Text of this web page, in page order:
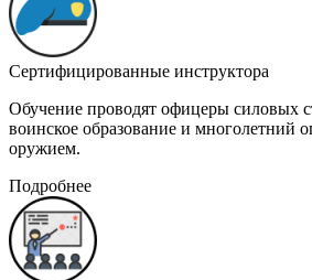
Сертифицированные инструктора
Обучение проводят офицеры силовых
воинское образование и многолетний
оружием.
Подробнее